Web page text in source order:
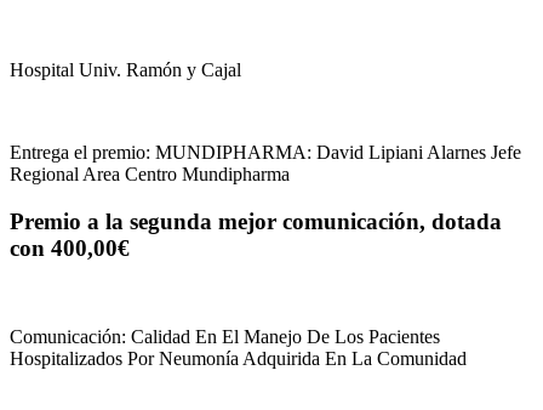
Hospital Univ. Ramón y Cajal
Entrega el premio: MUNDIPHARMA: David Lipiani Alarnes Jefe
Regional Area Centro Mundipharma
Premio a la segunda mejor comunicación, dotada
con 400,00€
Comunicación: Calidad En El Manejo De Los Pacientes
Hospitalizados Por Neumonía Adquirida En La Comunidad